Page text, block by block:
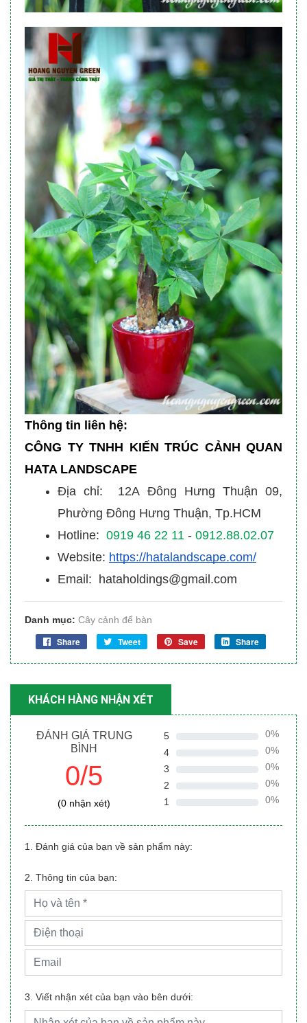
Thông tin liên hệ:
CÔNG TY TNHH KIẾN TRÚC CẢNH QUAN
HATA LANDSCAPE
Địa chỉ: 12A Đông Hưng Thuận 09,
Phường Đông Hưng Thuận, Tp.HCM
Hotline: 0919 46 22 11 - 0912.88.02.07
Website: https://hatalandscape.com/
Email: hataholdings@gmail.com
Danh mục: Cây cảnh để bàn
Share Tweet Save Share
KHÁCH HÀNG NHẬN XÉT
ĐÁNH GIÁ TRUNG
BÌNH
0/5
(0 nhận xét)
5
0%
4
0%
3
0%
2
0%
1
0%
1. Đánh giá của bạn về sản phẩm này:
2. Thông tin của bạn:
3. Viết nhận xét của bạn vào bên dưới: